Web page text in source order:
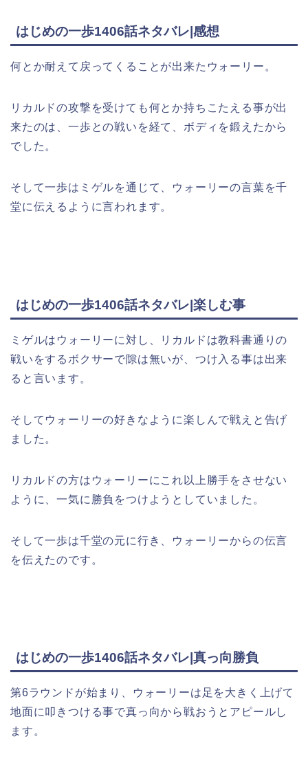
はじめの一歩1406話ネタバレ|感想
何とか耐えて戻ってくることが出来たウォーリー。
リカルドの攻撃を受けても何とか持ちこたえる事が出
来たのは、一歩との戦いを経て、ボディを鍛えたから
でした。
そして一歩はミゲルを通じて、ウォーリーの言葉を千
堂に伝えるように言われます。
はじめの一歩1406話ネタバレ|楽しむ事
ミゲルはウォーリーに対し、リカルドは教科書通りの
戦いをするボクサーで隙は無いが、つけ入る事は出来
ると言います。
そしてウォーリーの好きなように楽しんで戦えと告げ
ました。
リカルドの方はウォーリーにこれ以上勝手をさせない
ように、一気に勝負をつけようとしていました。
そして一歩は千堂の元に行き、ウォーリーからの伝言
を伝えたのです。
はじめの一歩1406話ネタバレ|真っ向勝負
第6ラウンドが始まり、ウォーリーは足を大きく上げて
地面に叩きつける事で真っ向から戦おうとアピールし
ます。